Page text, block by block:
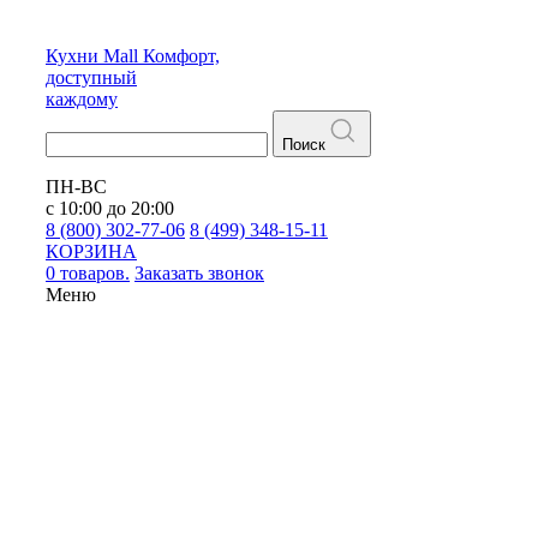
Кухни Mall Комфорт,
доступный
каждому
Поиск
ПН-ВС
с 10:00 до 20:00
8 (800) 302-77-06 8 (499) 348-15-11
КОРЗИНА
0 товаров. Заказать звонок
Меню